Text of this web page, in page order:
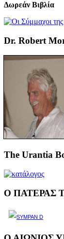
Δωρεάν Βιβλία
Dr. Robert
The Urantia
Ο ΠΑΤΕΡΑΣ